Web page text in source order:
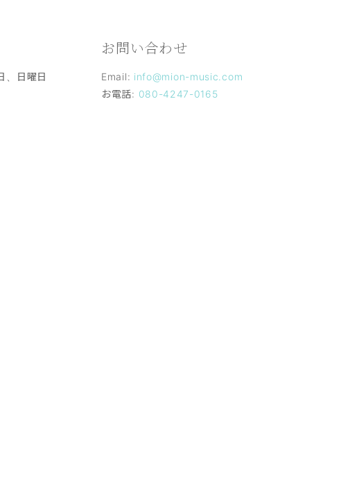
、日曜日
お問い合わせ
Email: info@mion-music.com
お電話: 080-4247-0165